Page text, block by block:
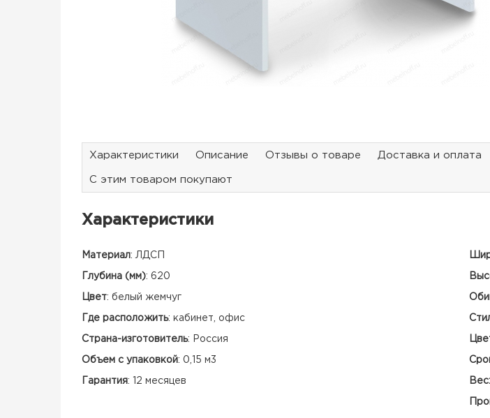
Характеристики Описание Отзывы о товаре Доставка и оплата
С этим товаром покупают
Характеристики
Материал: ЛДСП
Глубина (мм): 620
Цвет: белый жемчуг
Где расположить: кабинет, офис
Страна-изготовитель: Россия
Объем с упаковкой: 0,15 м3
Гарантия: 12 месяцев Вес: